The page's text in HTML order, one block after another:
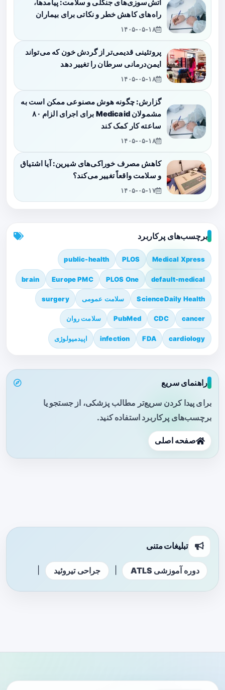
آتش‌سوزی‌های جنگلی و سلامت: پیامدها،
راه‌های کاهش خطر و نکاتی برای بیماران
۱۴۰۵-۰۵-۱۸
پروتئینی قدیمی‌تر از گردش خون که می‌تواند
ایمن‌درمانی سرطان را تغییر دهد
۱۴۰۵-۰۵-۱۸
گزارش: چگونه هوش مصنوعی ممکن است به
مشمولان Medicaid برای اجرای الزام ۸۰
ساعته کار کمک کند
۱۴۰۵-۰۵-۱۸
کاهش مصرف خوراکی‌های شیرین: آیا اشتیاق
و سلامت واقعاً تغییر می‌کند؟
۱۴۰۵-۰۵-۱۷
برچسب‌های پرکاربرد
Medical Xpress
PLOS
public-health
default-medical
PLOS One
Europe PMC
brain
ScienceDaily Health سلامت عمومی surgery
cancer
CDC
PubMed سلامت روان
cardiology
FDA
infection اپیدمیولوژی
راهنمای سریع
برای پیدا کردن سریع‌تر مطالب پزشکی، از جستجو یا
برچسب‌های پرکاربرد استفاده کنید.
صفحه اصلی
تبلیغات متنی
دوره آموزشی ATLS جراحی تیروئید